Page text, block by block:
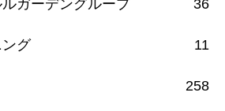
ルガーデングループ 36
ング 11
258